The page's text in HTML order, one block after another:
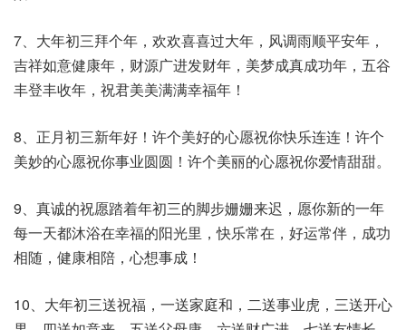
7、大年初三拜个年，欢欢喜喜过大年，风调雨顺平安年，
吉祥如意健康年，财源广进发财年，美梦成真成功年，五谷
丰登丰收年，祝君美美满满幸福年！
8、正月初三新年好！许个美好的心愿祝你快乐连连！许个
美妙的心愿祝你事业圆圆！许个美丽的心愿祝你爱情甜甜。
9、真诚的祝愿踏着年初三的脚步姗姗来迟，愿你新的一年
每一天都沐浴在幸福的阳光里，快乐常在，好运常伴，成功
相随，健康相陪，心想事成！
10、大年初三送祝福，一送家庭和，二送事业虎，三送开心